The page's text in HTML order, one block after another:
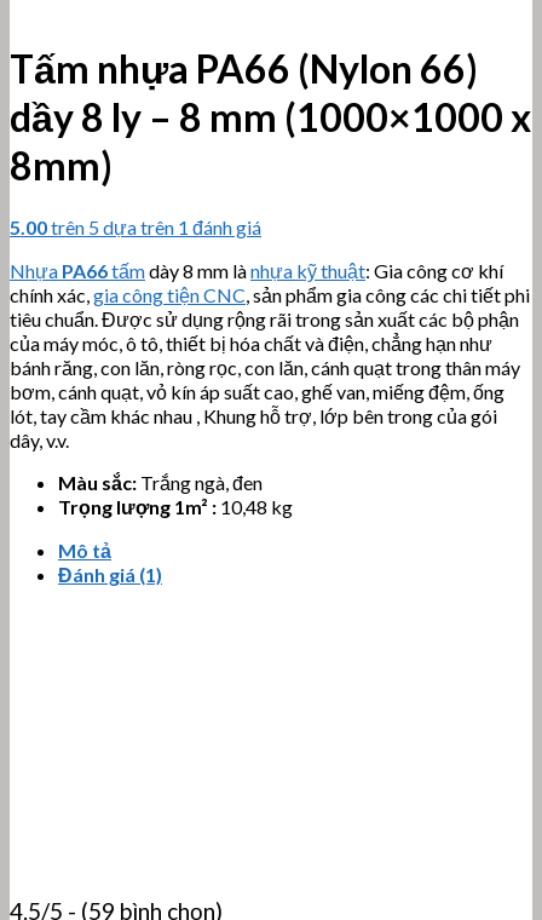
Tấm nhựa PA66 (Nylon 66)
dầy 8 ly – 8 mm (1000×1000 x
8mm)
5.00trên 5 dựa trên 1 đánh giá
Nhựa PA66tấmdày 8 mm lànhựa kỹ thuật: Gia công cơ khí
chính xác,gia công tiện CNC, sản phẩm gia công các chi tiết phi
tiêu chuẩn. Được sử dụng rộng rãi trong sản xuất các bộ phận
của máy móc, ô tô, thiết bị hóa chất và điện, chẳng hạn như
bánh răng, con lăn, ròng rọc, con lăn, cánh quạt trong thân máy
bơm, cánh quạt, vỏ kín áp suất cao, ghế van, miếng đệm, ống
lót, tay cầm khác nhau , Khung hỗ trợ, lớp bên trong của gói
dây, v.v.
Màu sắc: Trắng ngà, đen
Trọng lượng 1m² : 10,48 kg
Mô tả
Đánh giá (1)
4.5/5 - (59 bình chọn)